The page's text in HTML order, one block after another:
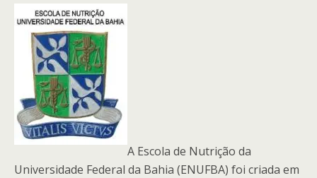
A Escola de Nutrição da
Universidade Federal da Bahia (ENUFBA) foi criada em